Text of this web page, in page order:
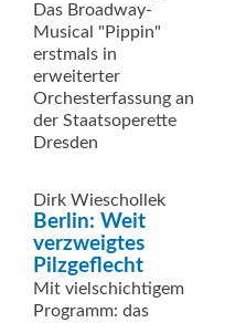
Das Broadway-
Musical "Pippin"
erstmals in
erweiterter
Orchesterfassung an
der Staatsoperette
Dresden
Dirk Wieschollek
Berlin: Weit
verzweigtes
Pilzgeflecht
Mit vielschichtigem
Programm: das